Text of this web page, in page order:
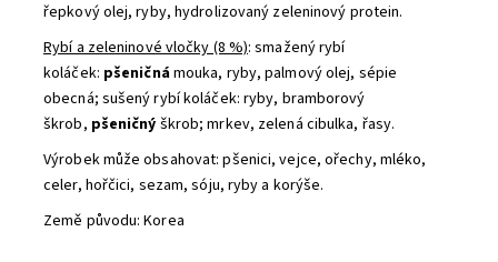
řepkový olej, ryby, hydrolizovaný zeleninový protein.
Rybí a zeleninové vločky (8 %): smažený rybí
koláček: pšeničnámouka, ryby, palmový olej, sépie
obecná; sušený rybí koláček: ryby, bramborový
škrob, pšeničný škrob; mrkev, zelená cibulka, řasy.
Výrobek může obsahovat: pšenici, vejce, ořechy, mléko,
celer, hořčici, sezam, sóju, ryby a korýše.
Země původu: Korea